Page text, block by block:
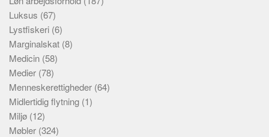
Luksus (67)
Lystfiskeri (6)
Marginalskat (8)
Medicin (58)
Medier (78)
Menneskerettigheder (64)
Midlertidig flytning (1)
Miljø (12)
Møbler (324)